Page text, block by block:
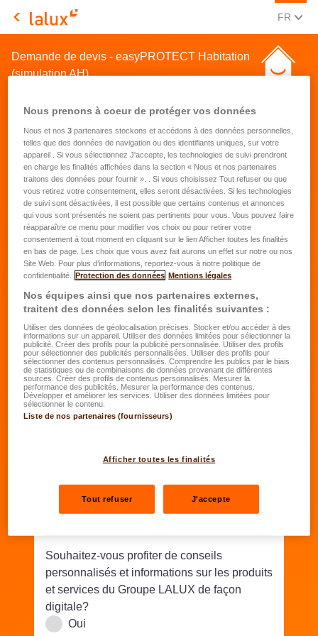
LALUX Assurances
FR
Demande de devis - easyPROTECT Habitation
(simulation AH)
Demande de devis pour une
assurance habitation
Prénom*
Nom*
Date de naissance*
JJ.MM.AAAA
Rue/N°*
Souhaitez-vous profiter de conseils
personnalisés et informations sur les produits
et services du Groupe LALUX de façon
digitale?
Oui
Nous prenons à coeur de protéger vos données
Nous et nos3 partenaires stockons et accédons à des données personnelles,
telles que des données de navigation ou des identifiants uniques, sur votre
appareil . Si vous sélectionnez J'accepte, les technologies de suivi prendront
en charge les finalités affichées dans la section « Nous et nos partenaires
traitons des données pour fournir ». . Si vous choisissez Tout refuser ou que
vous retirez votre consentement, elles seront désactivées. Si les technologies
de suivi sont désactivées, il est possible que certains contenus et annonces
qui vous sont présentés ne soient pas pertinents pour vous. Vous pouvez faire
réapparaître ce menu pour modifier vos choix ou pour retirer votre
consentement à tout moment en cliquant sur le lien Afficher toutes les finalités
en bas de page. Les choix que vous avez fait aurons un effet sur notre ou nos
Site Web. Pour plus d’informations, reportez-vous à notre politique de
confidentialité.
Protection des données Mentions légales
Nos équipes ainsi que nos partenaires externes,
traitent des données selon les finalités suivantes :
Utiliser des données de géolocalisation précises. Stocker et/ou accéder à des
informations sur un appareil. Utiliser des données limitées pour sélectionner la
publicité. Créer des profils pour la publicité personnalisée. Utiliser des profils
pour sélectionner des publicités personnalisées. Utiliser des profils pour
sélectionner des contenus personnalisés. Comprendre les publics par le biais
de statistiques ou de combinaisons de données provenant de différentes
sources. Créer des profils de contenus personnalisés. Mesurer la
performance des publicités. Mesurer la performance des contenus.
Développer et améliorer les services. Utiliser des données limitées pour
sélectionner le contenu.
Liste de nos partenaires (fournisseurs)
Afficher toutes les finalités
Tout refuser J'accepte